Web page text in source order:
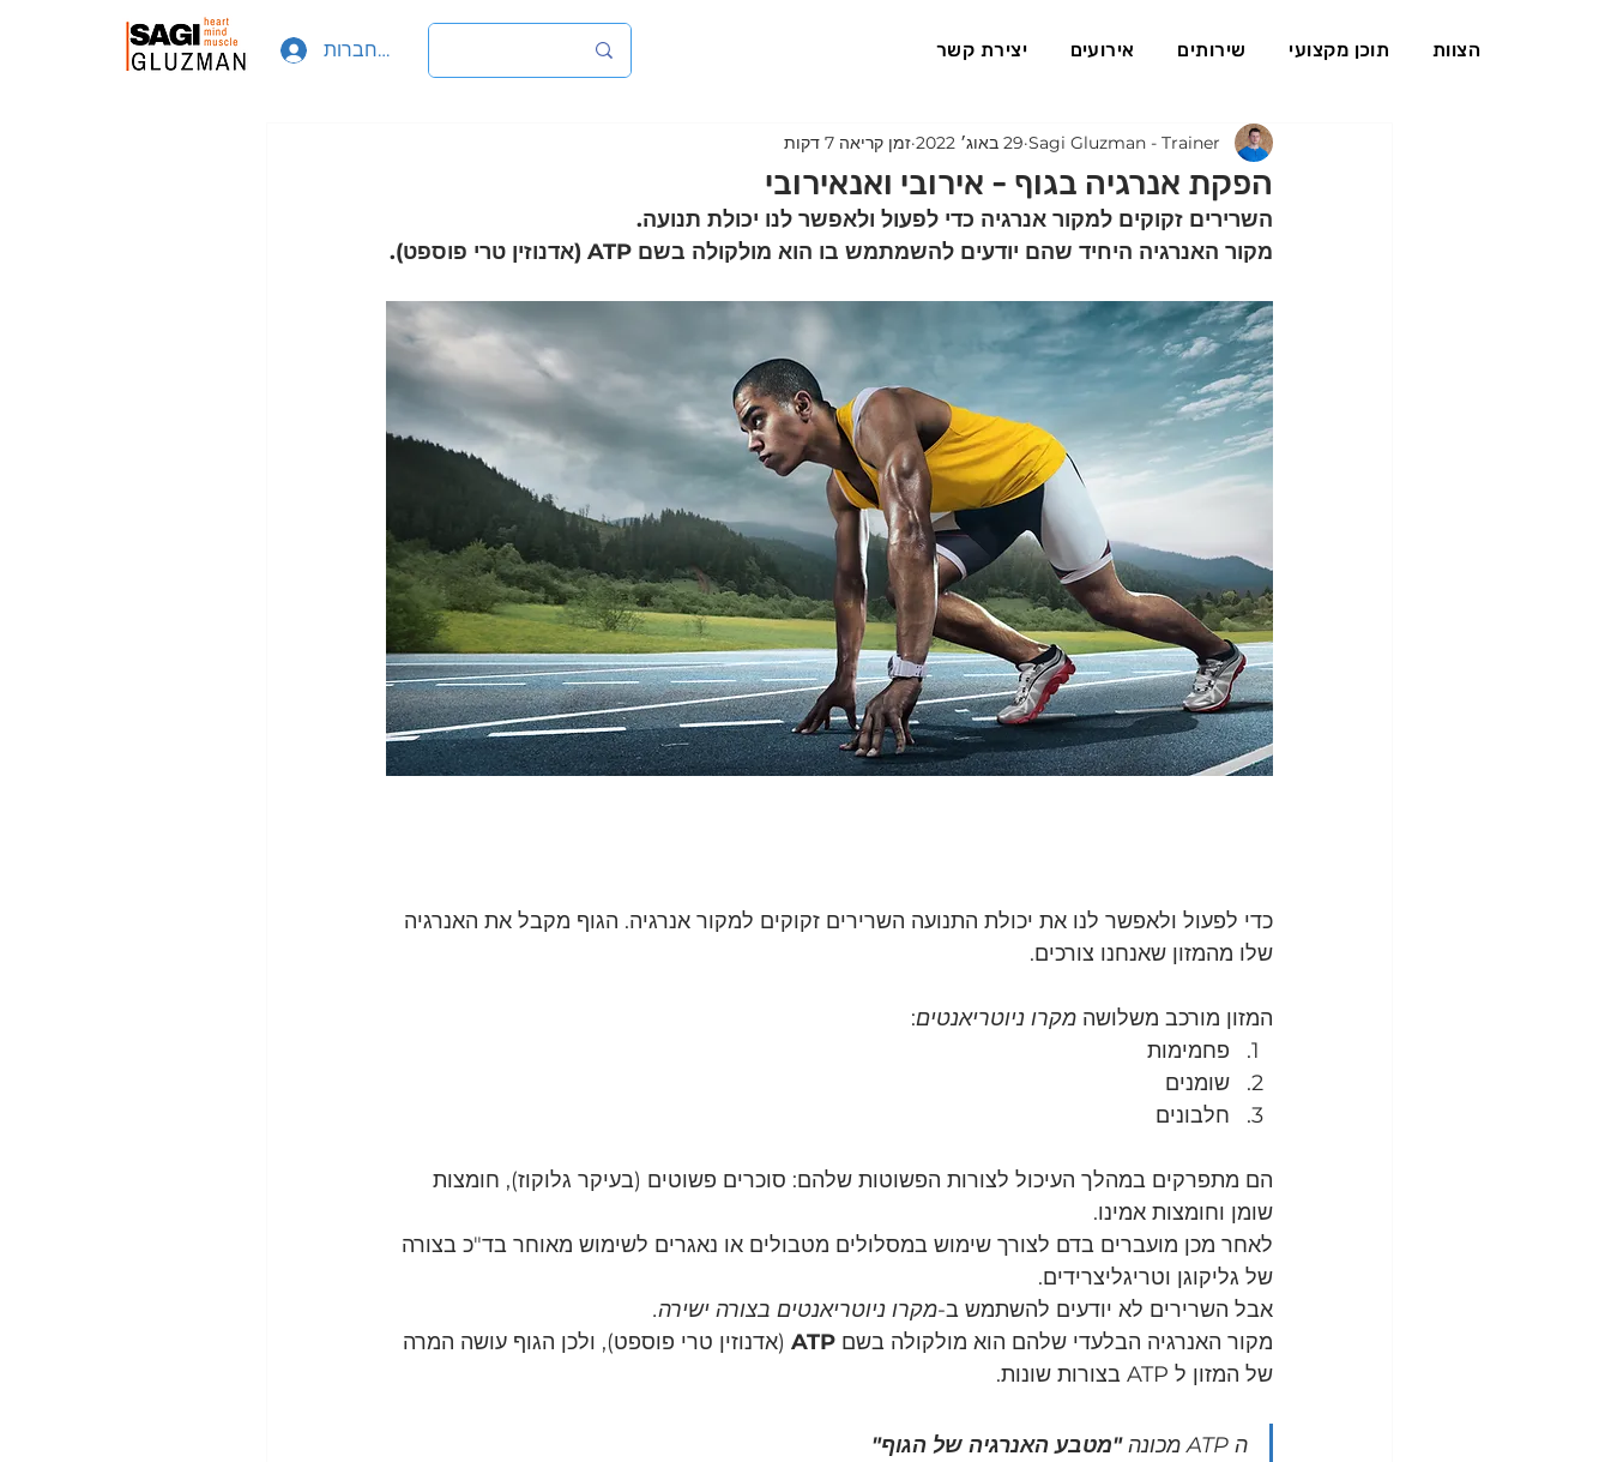
להתחברות הצוות תוכן מקצועי שירותים אירועים יצירת קשר
הפקת אנרגיה בגוף - אירובי ואנאירובי
Sagi Gluzman - Trainer 29 באוג׳ 2022 זמן קריאה 7 דקות
השרירים זקוקים למקור אנרגיה כדי לפעול ולאפשר לנו יכולת תנועה.
מקור האנרגיה היחיד שהם יודעים להשמתמש בו הוא מולקולה בשם ATP (אדנוזין טרי פוספט).
כדי לפעול ולאפשר לנו את יכולת התנועה השרירים זקוקים למקור אנרגיה. הגוף מקבל את האנרגיה
שלו מהמזון שאנחנו צורכים.
המזון מורכב משלושה מקרו ניוטריאנטים:
פחמימות
שומנים
חלבונים
הם מתפרקים במהלך העיכול לצורות הפשוטות שלהם: סוכרים פשוטים (בעיקר גלוקוז), חומצות
שומן וחומצות אמינו.
לאחר מכן מועברים בדם לצורך שימוש במסלולים מטבולים או נאגרים לשימוש מאוחר בד"כ בצורה
של גליקוגן וטריגליצרידים.
אבל השרירים לא יודעים להשתמש ב-מקרו ניוטריאנטים בצורה ישירה.
מקור האנרגיה הבלעדי שלהם הוא מולקולה בשם ATP (אדנוזין טרי פוספט), ולכן הגוף עושה המרה
של המזון ל ATP בצורות שונות.
ה ATP מכונה "מטבע האנרגיה של הגוף"